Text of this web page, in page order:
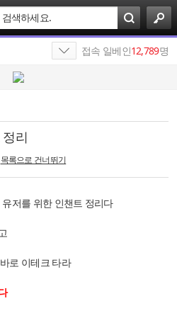
검색하세요.
접속 일베인12,789명
리
목록으로 건너뛰기
저를 위한 인챈트 정리다
로 이테크 타라